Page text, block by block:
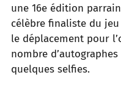
une 16e édition
célèbre finaliste du jeu
le déplacement pour
nombre
quelques selfies.